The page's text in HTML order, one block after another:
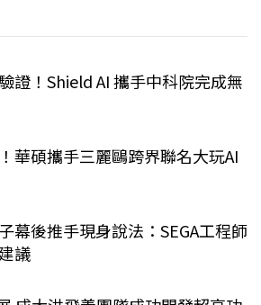
證！Shield AI 攜手中科院完成無
華碩攜手三麗鷗跨界聯名大玩AI
幕後推手現身說法：SEGA工程師
議